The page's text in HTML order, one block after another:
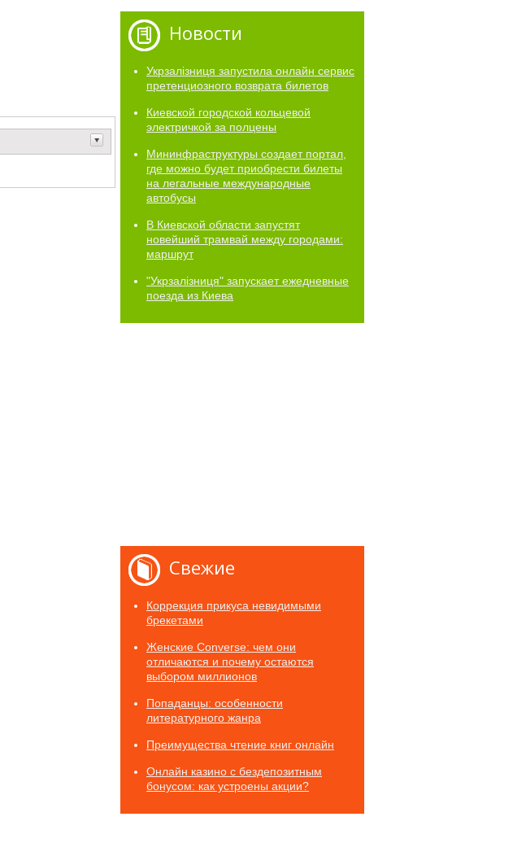
Новости
Укрзалізниця запустила онлайн сервис
претенциозного возврата билетов
Киевской городской кольцевой
электричкой за полцены
Мининфраструктуры создает портал,
где можно будет приобрести билеты
на легальные международные
автобусы
В Киевской области запустят
новейший трамвай между городами:
маршрут
"Укрзалізниця" запускает ежедневные
поезда из Киева
Свежие
Коррекция прикуса невидимыми
брекетами
Женские Converse: чем они
отличаются и почему остаются
выбором миллионов
Попаданцы: особенности
литературного жанра
Преимущества чтение книг онлайн
Онлайн казино с бездепозитным
бонусом: как устроены акции?